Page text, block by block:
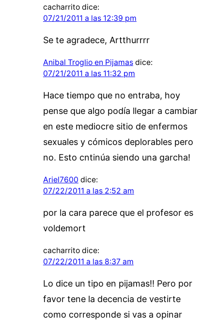
cacharrito dice:
07/21/2011 a las 12:39 pm
Se te agradece, Artthurrrr
Anibal Troglio en Pijamas dice:
07/21/2011 a las 11:32 pm
Hace tiempo que no entraba, hoy
pense que algo podía llegar a cambiar
en este mediocre sitio de enfermos
sexuales y cómicos deplorables pero
no. Esto cntinúa siendo una garcha!
Ariel7600 dice:
07/22/2011 a las 2:52 am
por la cara parece que el profesor es
voldemort
cacharrito dice:
07/22/2011 a las 8:37 am
Lo dice un tipo en pijamas!! Pero por
favor tene la decencia de vestirte
como corresponde si vas a opinar